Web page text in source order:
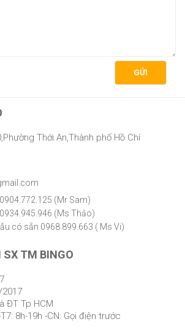
GỬI
Thới An,Thành phố Hồ Chí
(Mr Sam)
(Ms Thảo)
có sẵn 0968.899.663 ( Ms Vi)
TM BINGO
ĐT Tp HCM
8h-19h -CN: Gọi điện trước